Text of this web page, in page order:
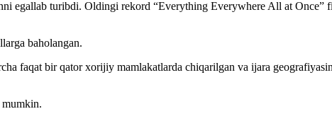
egallab turibdi. Oldingi rekord “Everything Everywhere All at Once”
baholangan.
faqat bir qator xorijiy mamlakatlarda chiqarilgan va ijara